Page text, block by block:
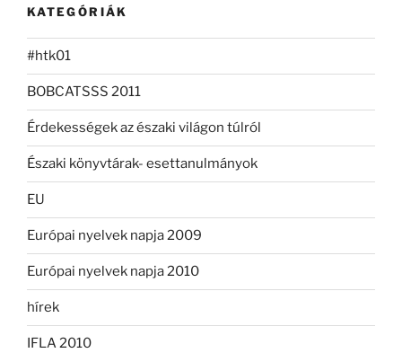
KATEGÓRIÁK
#htk01
BOBCATSSS 2011
Érdekességek az északi világon túlról
Északi könyvtárak- esettanulmányok
EU
Európai nyelvek napja 2009
Európai nyelvek napja 2010
hírek
IFLA 2010